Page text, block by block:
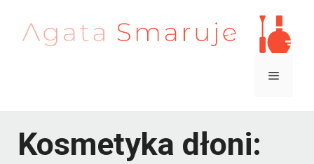
Menu
Kosmetyka dłoni: